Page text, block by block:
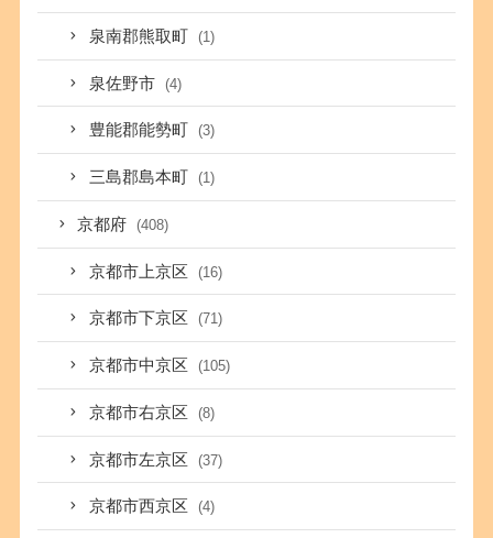
泉南郡熊取町 (1)
泉佐野市 (4)
豊能郡能勢町 (3)
三島郡島本町 (1)
京都府 (408)
京都市上京区 (16)
京都市下京区 (71)
京都市中京区 (105)
京都市右京区 (8)
京都市左京区 (37)
京都市西京区 (4)